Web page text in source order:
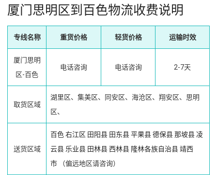
厦门思明区到百色物流收费说明
专线名称 重货价格 轻货价格 运输时效
厦门思明
区-百色
电话咨询 电话咨询 2-7天
取货区域
湖里区、集美区、同安区、海沧区、翔安区、思明
区、
送货区域
百色右江区 田阳县 田东县平果县德保县那坡县 凌
云县 乐业县 田林县西林县 隆林各族自治县靖西
市 （偏远地区请咨询）